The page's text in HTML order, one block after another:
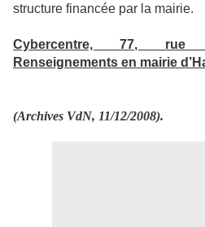
structure financée par la mairie.
Cybercentre, 77, rue
Renseignements en mairie
(Archives VdN, 11/12/2008).